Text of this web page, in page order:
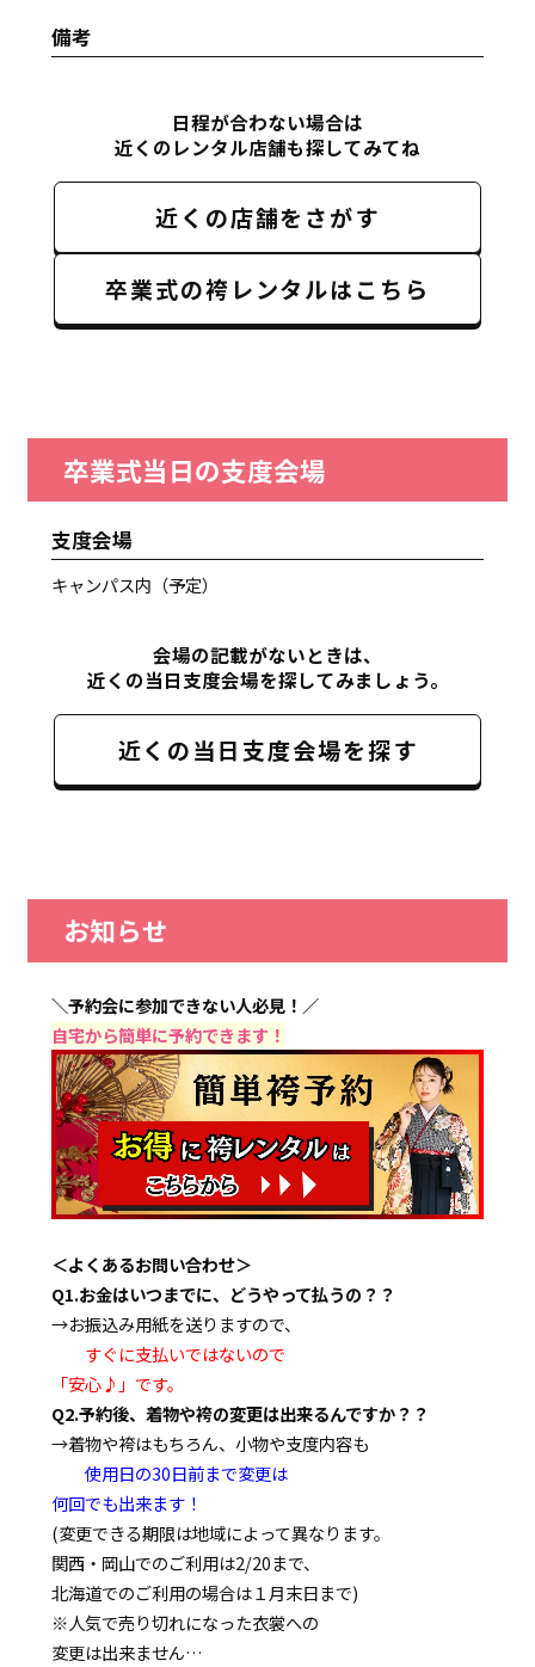
備考
日程が合わない場合は
近くのレンタル店舗も探してみてね
近くの店舗をさがす
卒業式の袴レンタルはこちら
卒業式当日の支度会場
支度会場
キャンパス内（予定）
会場の記載がないときは、
近くの当日支度会場を探してみましょう。
近くの当日支度会場を探す
お知らせ
＼予約会に参加できない人必見！／
自宅から簡単に予約できます！
＜よくあるお問い合わせ＞
Q1.お金はいつまでに、どうやって払うの？？
→お振込み用紙を送りますので、
すぐに支払いではないので
「安心♪」です。
Q2.予約後、着物や袴の変更は出来るんですか？？
→着物や袴はもちろん、小物や支度内容も
使用日の30日前まで変更は
何回でも出来ます！
(変更できる期限は地域によって異なります。
関西・岡山でのご利用は2/20まで、
北海道でのご利用の場合は１月末日まで)
※人気で売り切れになった衣裳への
変更は出来ません…